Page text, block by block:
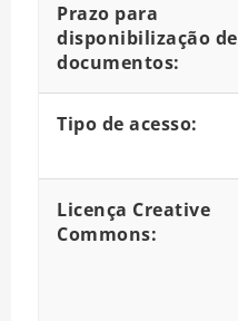
Prazo para
disponibilização de
documentos:
Tipo de acesso:
Licença Creative
Commons: